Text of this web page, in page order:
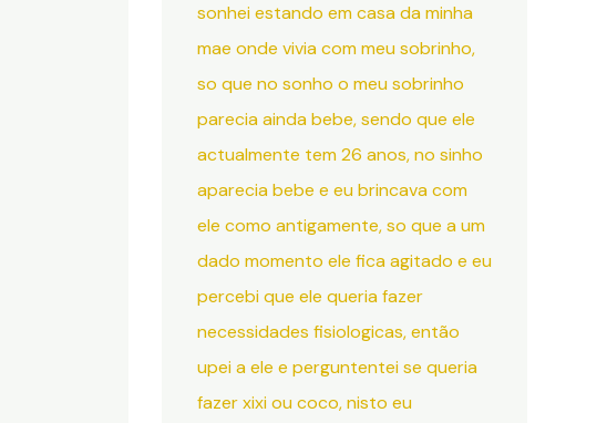
sonhei estando em casa da minha
mae onde vivia com meu sobrinho,
so que no sonho o meu sobrinho
parecia ainda bebe, sendo que ele
actualmente tem 26 anos, no sinho
aparecia bebe e eu brincava com
ele como antigamente, so que a um
dado momento ele fica agitado e eu
percebi que ele queria fazer
necessidades fisiologicas, então
upei a ele e perguntentei se queria
fazer xixi ou coco, nisto eu